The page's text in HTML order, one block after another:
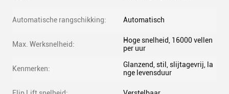
Automatische rangschikking: Automatisch
Max. Werksnelheid:
Hoge snelheid, 16000 vellen
per uur
Kenmerken:
Glanzend, stil, slijtagevrij, la
nge levensduur